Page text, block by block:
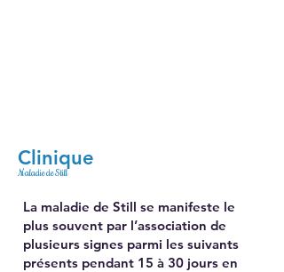
Clinique
Maladie de Still
La maladie de Still se manifeste le
plus souvent par l’association de
plusieurs signes parmi les suivants
présents pendant 15 à 30 jours en